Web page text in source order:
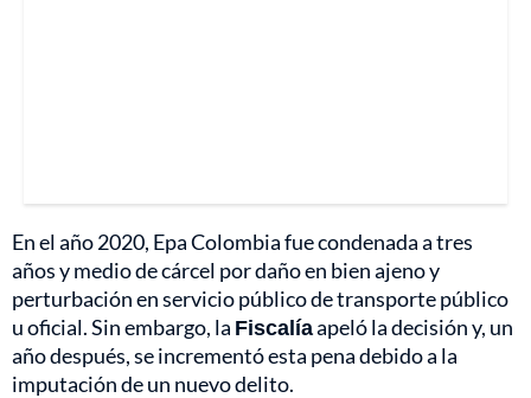
En el año 2020, Epa Colombia fue condenada a tres
años y medio de cárcel por daño en bien ajeno y
perturbación en servicio público de transporte público
u oficial. Sin embargo, la Fiscalíaapeló la decisión y, un
año después, se incrementó esta pena debido a la
imputación de un nuevo delito.